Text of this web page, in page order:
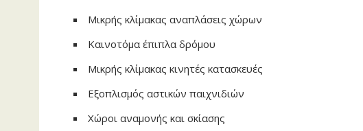
Μικρής κλίμακας αναπλάσεις χώρων
Καινοτόμα έπιπλα δρόμου
Μικρής κλίμακας κινητές κατασκευές
Εξοπλισμός αστικών παιχνιδιών
Χώροι αναμονής και σκίασης